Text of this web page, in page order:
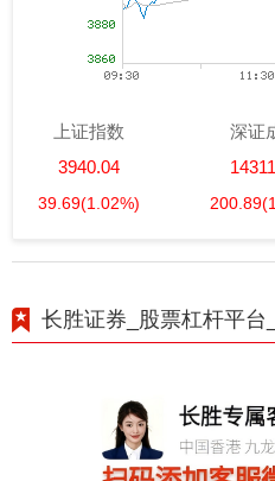
上证指数
3940.04
39.69(1.02%)
深证
200.89
长胜证券_股票杠杆平台